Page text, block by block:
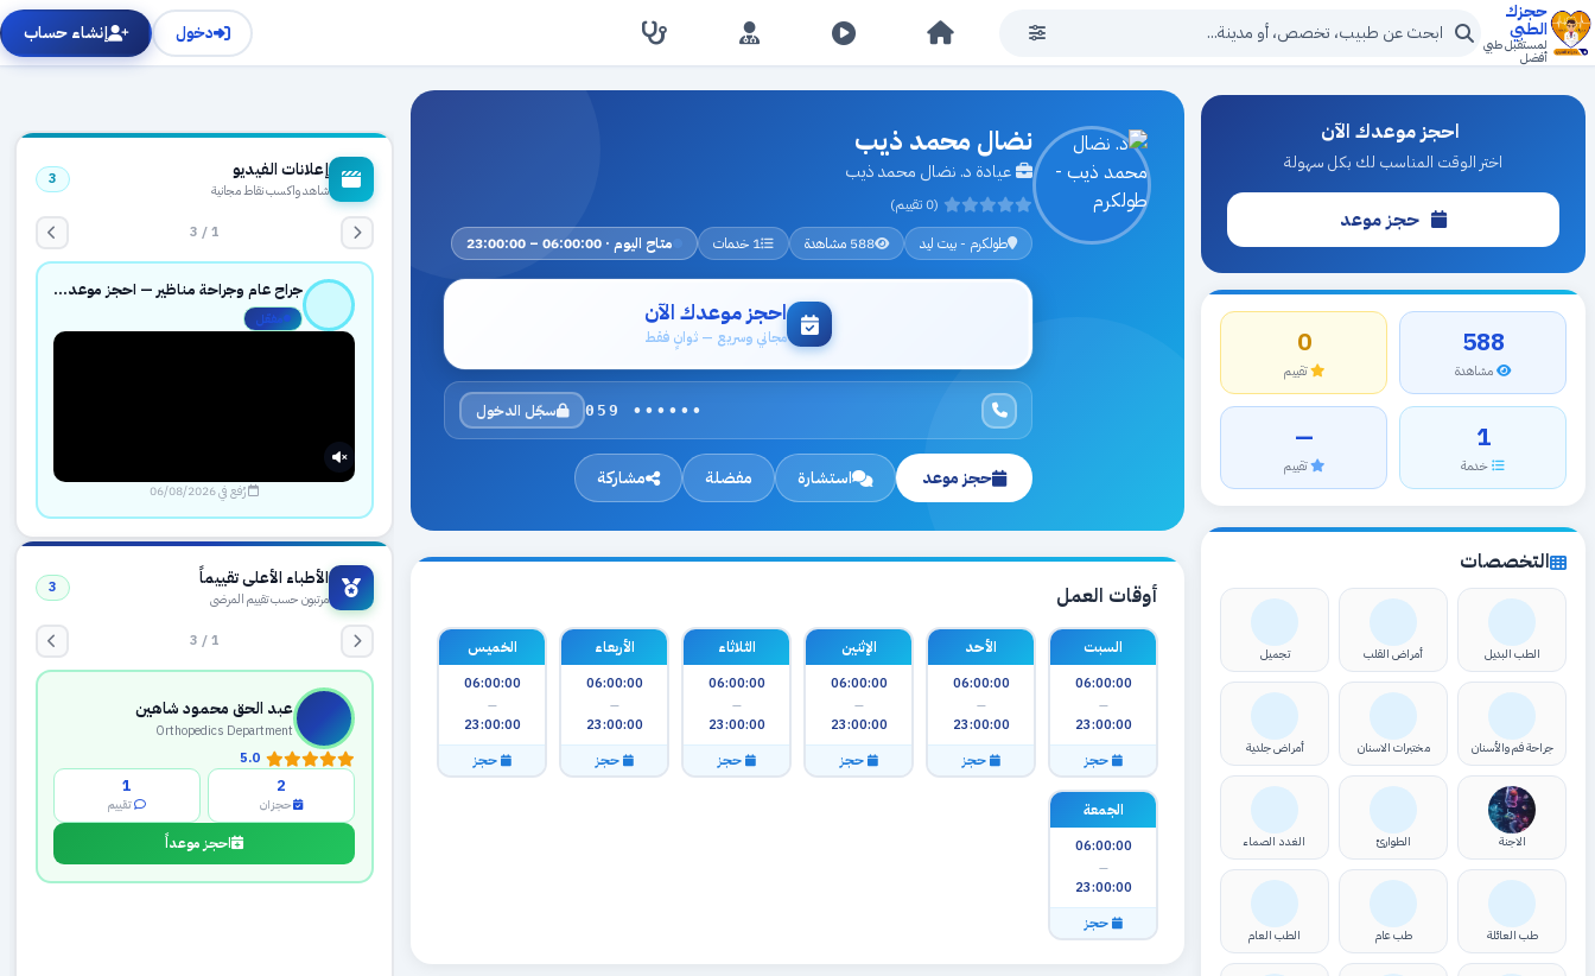
حجزك
الطبي
لمستقبل طبي
أفضل
دخول إنشاء حساب
احجز موعدك الآن
اختر الوقت المناسب لك بكل سهولة
حجز موعد
588
مشاهدة
0
تقييم
1
خدمة
—
تقييم
التخصصات
الطب البديل أمراض القلب تجميل
جراحة فم والأسنان مختبرات الاسنان أمراض جلدية
الاجنة الطوارئ الغدد الصماء
طب العائلة طب عام الطب العام
نضال محمد ذيب
عيادة د. نضال محمد ذيب
(0 تقييم)
طولكرم - بيت ليد
588 مشاهدة 1 خدمات متاح اليوم · 06:00:00 – 23:00:00
احجز موعدك الآن
مجاني وسريع — ثوانٍ فقط
059 •••••• سجّل الدخول
حجز موعد استشارة مفضلة مشاركة
أوقات العمل
السبت
06:00:00
—
23:00:00
حجز
الأحد
06:00:00
—
23:00:00
حجز
الإثنين
06:00:00
—
23:00:00
حجز
الثلاثاء
06:00:00
—
23:00:00
حجز
الأربعاء
06:00:00
—
23:00:00
حجز
الخميس
06:00:00
—
23:00:00
حجز
الجمعة
06:00:00
—
23:00:00
حجز
إعلانات الفيديو
شاهد واكسب نقاط مجانية
3
1 / 3
جراح عام وجراحة مناظير — احجز موعدك بثقة عبر حجزك الطبي
مفعّل
رُفع في 06/08/2026
الأطباء الأعلى تقييماً
مرتبون حسب تقييم المرضى
3
1 / 3
عبد الحق محمود شاهين
Orthopedics Department
5.0
2
حجزان
1
تقييم
احجز موعداً